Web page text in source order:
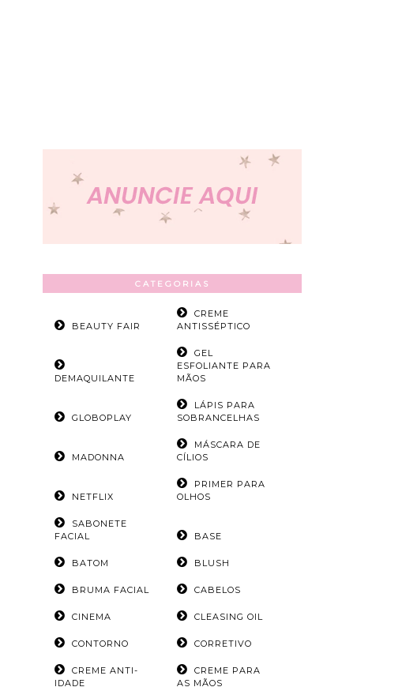
CATEGORIAS
BEAUTY FAIR
CREME
ANTISSÉPTICO
DEMAQUILANTE
GEL
ESFOLIANTE PARA
MÃOS
GLOBOPLAY
LÁPIS PARA
SOBRANCELHAS
MADONNA
MÁSCARA DE
CÍLIOS
NETFLIX
PRIMER PARA
OLHOS
SABONETE
FACIAL
BASE
BATOM BLUSH
BRUMA FACIAL CABELOS
CINEMA CLEASING OIL
CONTORNO CORRETIVO
CREME ANTI-
IDADE
CREME PARA
AS MÃOS